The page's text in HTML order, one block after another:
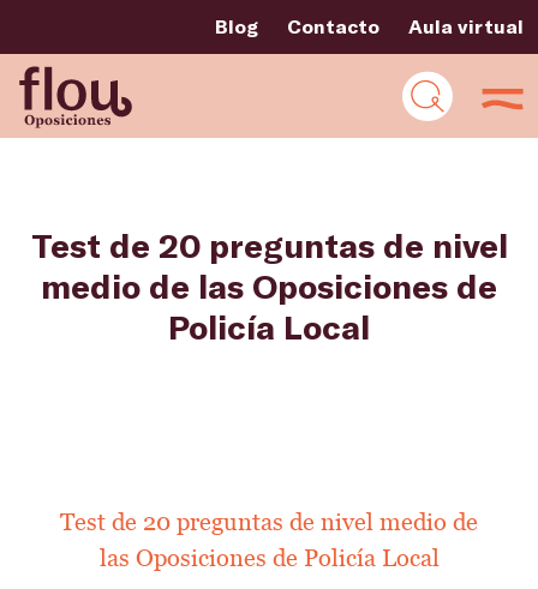
Blog Contacto Aula virtual
Test de 20 preguntas de nivel
medio de las Oposiciones de
Policía Local
Test de 20 preguntas de nivel medio de
las Oposiciones de Policía Local